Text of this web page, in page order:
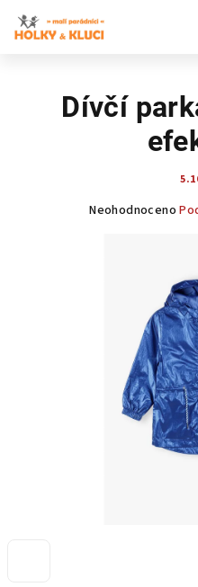
obsah
Dívčí
Průměrné
hvězdiček.
Neohodnoceno